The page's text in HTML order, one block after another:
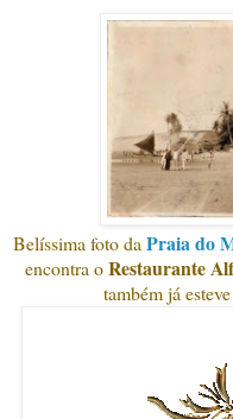
Belíssima foto da Praia do
encontra oRestaurante
também já